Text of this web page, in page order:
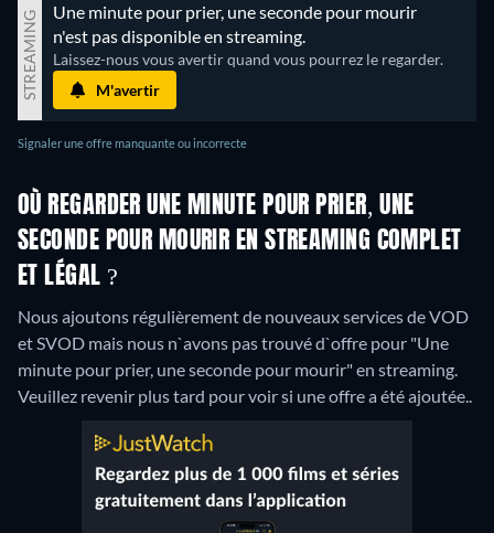
STREAMING
Une minute pour prier, une seconde pour mourir
n'est pas disponible en streaming.
Laissez-nous vous avertir quand vous pourrez le regarder.
M'avertir
Signaler une offre manquante ou incorrecte
OÙ REGARDER UNE MINUTE POUR PRIER, UNE
SECONDE POUR MOURIR EN STREAMING COMPLET
ET LÉGAL ?
Nous ajoutons régulièrement de nouveaux services de VOD
et SVOD mais nous n`avons pas trouvé d`offre pour "Une
minute pour prier, une seconde pour mourir" en streaming.
Veuillez revenir plus tard pour voir si une offre a été ajoutée..